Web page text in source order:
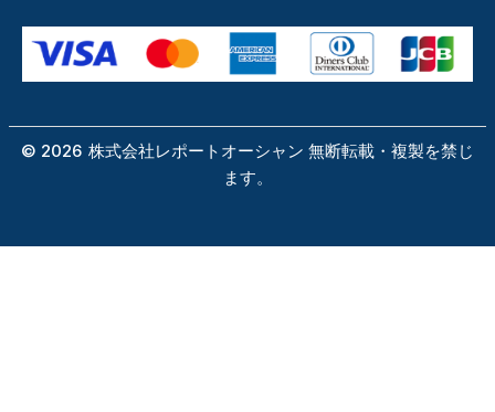
© 2026 株式会社レポートオーシャン 無断転載・複製を禁じ
ます。